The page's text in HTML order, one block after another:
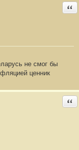
не смог бы
ценник